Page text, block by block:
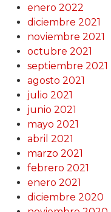
enero 2022
diciembre 2021
noviembre 2021
octubre 2021
septiembre 2021
agosto 2021
julio 2021
junio 2021
mayo 2021
abril 2021
marzo 2021
febrero 2021
enero 2021
diciembre 2020